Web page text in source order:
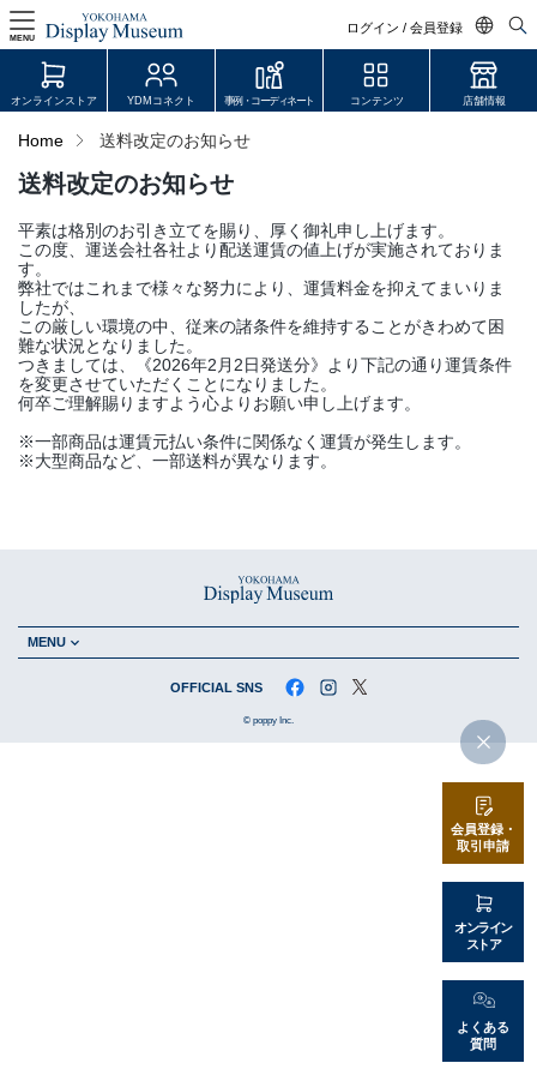
ログイン / 会員登録
日本語
MENU
ログイン・会員登録
オンラインストア
YDM Connect
会員登録・取引申請
リンク
会社情報
お問い合わせ
オンラインストア YDMコネクト 事例・コーディネート コンテンツ 店舗情報
Home 送料改定のお知らせ
送料改定のお知らせ
平素は格別のお引き立てを賜り、厚く御礼申し上げます。
この度、運送会社各社より配送運賃の値上げが実施されておりま
す。
弊社ではこれまで様々な努力により、運賃料金を抑えてまいりま
したが、
この厳しい環境の中、従来の諸条件を維持することがきわめて困
難な状況となりました。
つきましては、《2026年2月2日発送分》より下記の通り運賃条件
を変更させていただくことになりました。
何卒ご理解賜りますよう心よりお願い申し上げます。
※一部商品は運賃元払い条件に関係なく運賃が発生します。
※大型商品など、一部送料が異なります。
会員登録・
取引申請
オンライン
ストア
よくある
質問
MENU
OFFICIAL SNS
© poppy Inc.